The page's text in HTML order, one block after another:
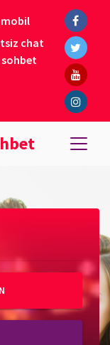
mobil
chat
sohbet